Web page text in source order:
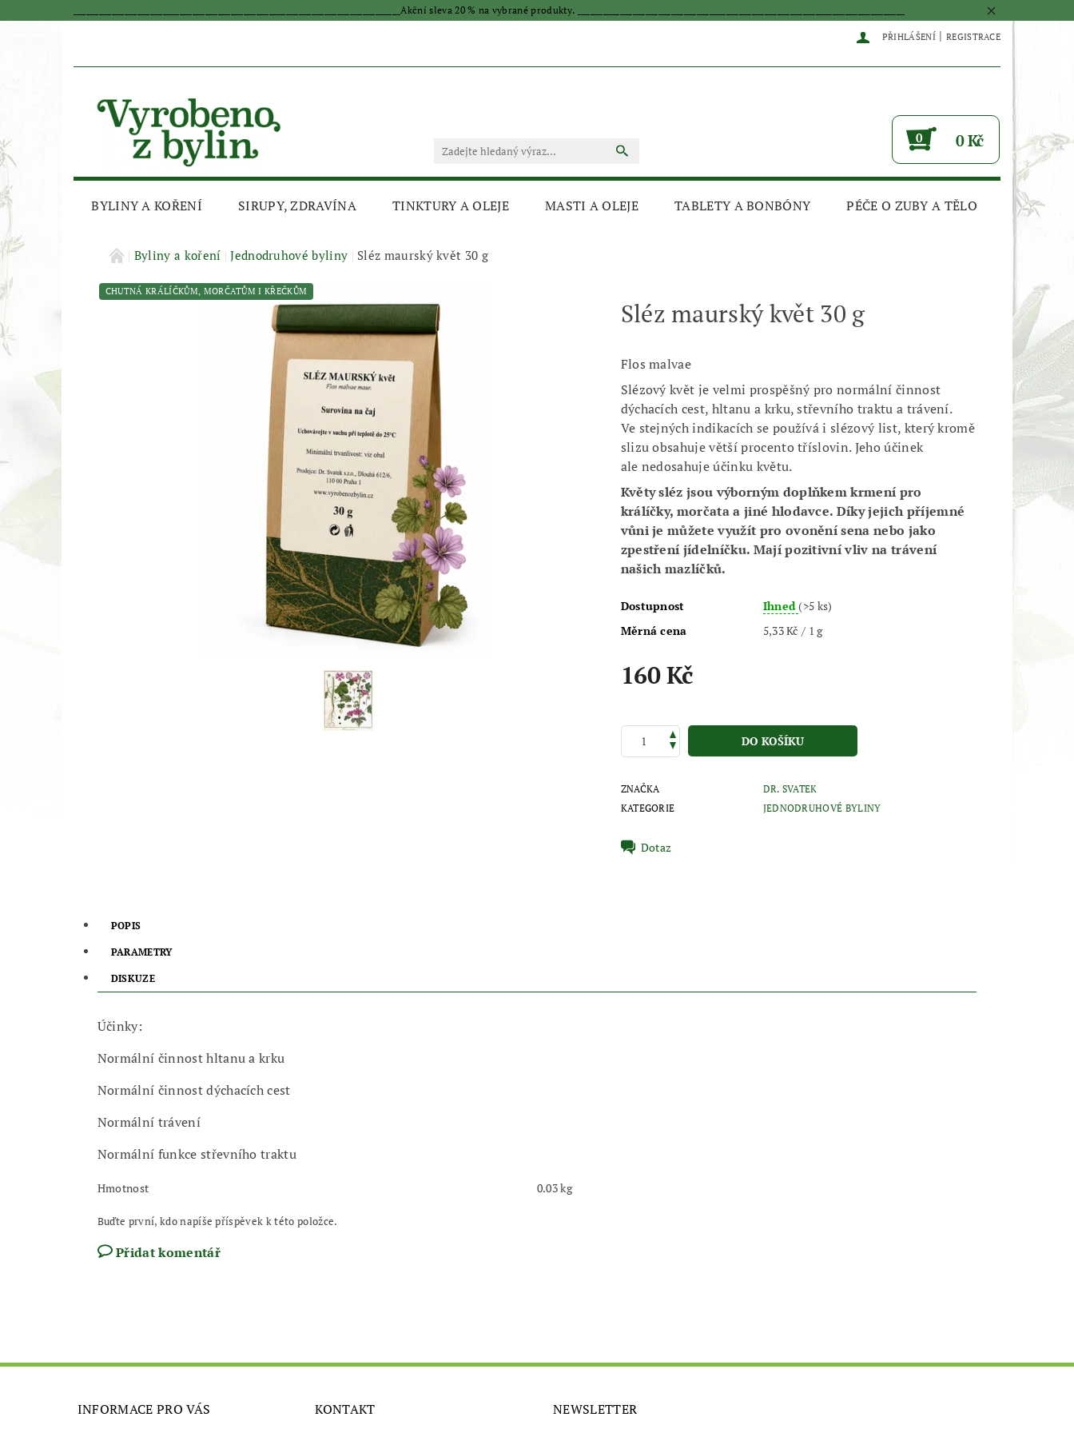
_____________________________________________________________________________Akční sleva 20 % na vybrané produkty. _____________________________________________________________________________
PŘIHLÁŠENÍ | REGISTRACE
0 0 Kč
BYLINY A KOŘENÍ SIRUPY, ZDRAVÍNA TINKTURY A OLEJE MASTI A OLEJE TABLETY A BONBÓNY PÉČE O ZUBY A TĚLO
AKČNÍ SLEVAByliny a koření Jednodruhové byliny Sléz maurský květ 30 g
CHUTNÁ KRÁLÍČKŮM, MORČATŮM I KŘEČKŮM
Sléz maurský květ 30 g
Flos malvae
Slézový květ je velmi prospěšný pro normální činnost
dýchacích cest, hltanu a krku, střevního traktu a trávení.
Ve stejných indikacích se používá i slézový list, který kromě
slizu obsahuje větší procento tříslovin. Jeho účinek
ale nedosahuje účinku květu.
Květy sléz jsou výborným doplňkem krmení pro
králíčky, morčata a jiné hlodavce. Díky jejich příjemné
vůni je můžete využít pro ovonění sena nebo jako
zpestření jídelníčku. Mají pozitivní vliv na trávení
našich mazlíčků.
Dostupnost Ihned(>5 ks)
Měrná cena
5,33 Kč / 1 g
160 Kč
ZNAČKA
DR. SVATEK
KATEGORIE
JEDNODRUHOVÉ BYLINY
Dotaz
POPIS
PARAMETRY
DISKUZE
Účinky:
Normální činnost hltanu a krku
Normální činnost dýchacích cest
Normální trávení
Normální funkce střevního traktu
Hmotnost 0.03 kg
Buďte první, kdo napíše příspěvek k této položce.
Přidat komentář
INFORMACE PRO VÁS KONTAKT NEWSLETTER